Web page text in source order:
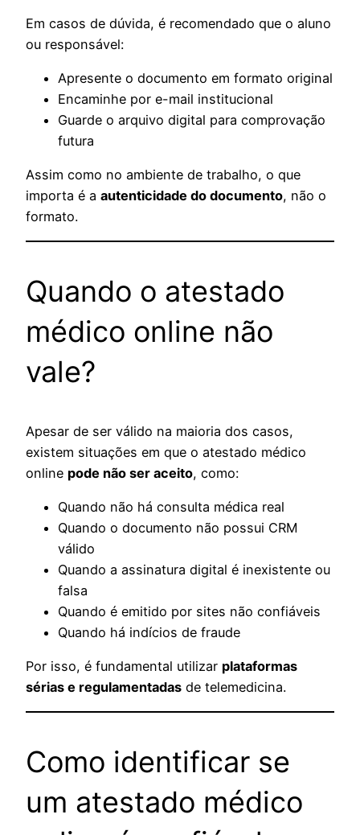
Em casos de dúvida, é recomendado que o aluno
ou responsável:
Apresente o documento em formato original
Encaminhe por e-mail institucional
Guarde o arquivo digital para comprovação
futura
Assim como no ambiente de trabalho, o que
importa é a autenticidade do documento, não o
formato.
Quando o atestado
médico online não
vale?
Apesar de ser válido na maioria dos casos,
existem situações em que o atestado médico
online pode não ser aceito, como:
Quando não há consulta médica real
Quando o documento não possui CRM
válido
Quando a assinatura digital é inexistente ou
falsa
Quando é emitido por sites não confiáveis
Quando há indícios de fraude
Por isso, é fundamental utilizar plataformas
sérias e regulamentadas de telemedicina.
Como identificar se
um atestado médico